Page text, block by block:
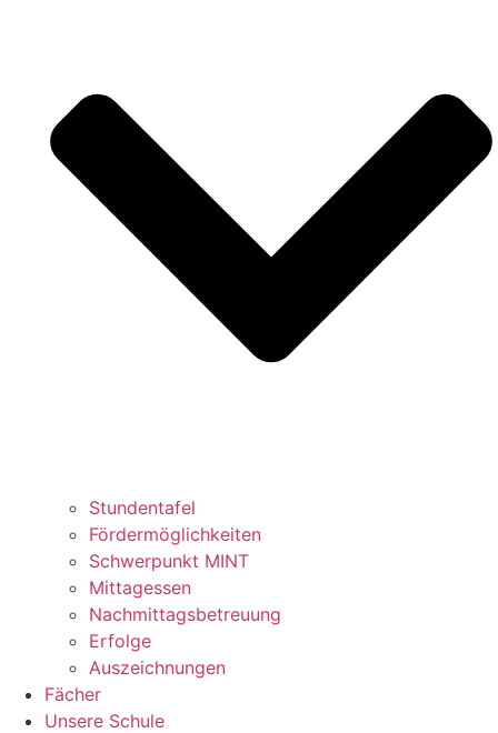
Stundentafel
Fördermöglichkeiten
Schwerpunkt MINT
Mittagessen
Nachmittagsbetreuung
Erfolge
Auszeichnungen
Fächer
Unsere Schule